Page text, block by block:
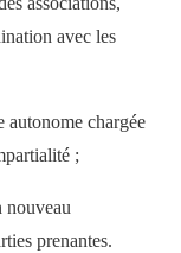
avec les
autonome chargée
;
nouveau
prenantes.